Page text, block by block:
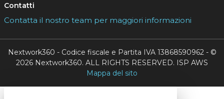
Contatti
Contatta il nostro team per maggiori informazioni
Nextwork360 - Codice fiscale e Partita IVA 13868590962 - ©
2026 Nextwork360. ALL RIGHTS RESERVED. ISP AWS
Mappa del sito